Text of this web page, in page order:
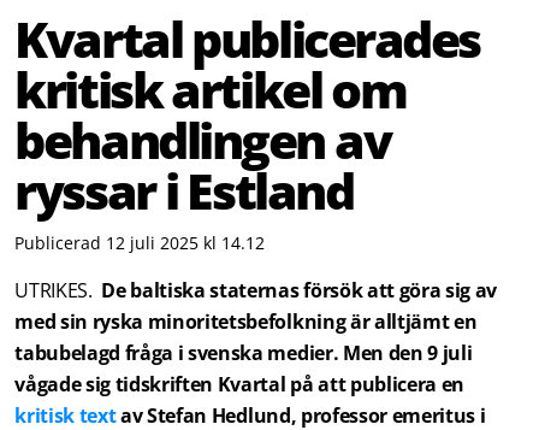
Kvartal publicerades
kritisk artikel om
behandlingen av
ryssar i Estland
Publicerad 12 juli 2025 kl 14.12
UTRIKES. De baltiska staternas försök att göra sig av
med sin ryska minoritetsbefolkning är alltjämt en
tabubelagd fråga i svenska medier. Men den 9 juli
vågade sig tidskriften Kvartal på att publicera en
kritisk textav Stefan Hedlund, professor emeritus i